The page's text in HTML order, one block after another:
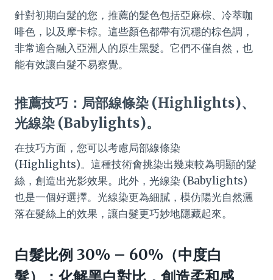
針對初期白髮的您，推薦的髮色包括亞麻棕、冷萃咖
啡色，以及摩卡棕。這些顏色都帶有沉穩的棕色調，
非常適合融入亞洲人的原生黑髮。它們不僅自然，也
能有效讓白髮不易察覺。
推薦技巧：局部線條染 (Highlights)、
光線染 (Babylights)。
在技巧方面，您可以考慮局部線條染
(Highlights)。這種技術會挑染出幾束較為明顯的髮
絲，創造出光影效果。此外，光線染 (Babylights)
也是一個好選擇。光線染更為細膩，模仿陽光自然灑
落在髮絲上的效果，讓白髮更巧妙地隱藏起來。
白髮比例 30% – 60%（中度白